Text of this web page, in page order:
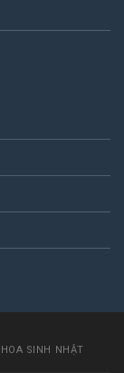
HOA SINH NHẬT